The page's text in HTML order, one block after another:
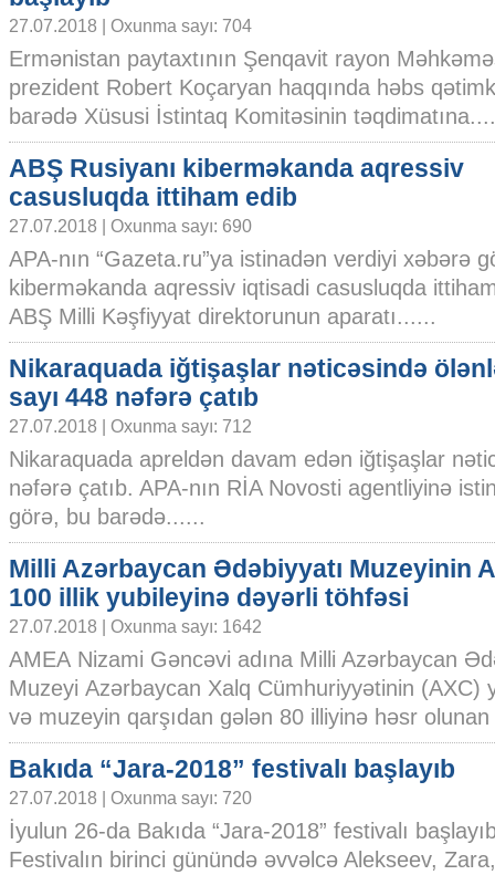
27.07.2018 | Oxunma sayı: 704
Ermənistan paytaxtının Şenqavit rayon
prezident Robert Koçaryan haqqında həbs
barədə Xüsusi İstintaq Komitəsinin
ABŞ Rusiyanı kiberməkanda aqressiv
casusluqda ittiham edib
27.07.2018 | Oxunma sayı: 690
APA-nın “Gazeta.ru”ya istinadən verdiyi xəbərə
kiberməkanda aqressiv iqtisadi casusluqda
ABŞ Milli Kəşfiyyat direktorunun aparatı......
Nikaraquada iğtişaşlar nəticəsində
sayı 448 nəfərə çatıb
27.07.2018 | Oxunma sayı: 712
Nikaraquada apreldən davam edən iğtişaşlar
nəfərə çatıb. APA-nın RİA Novosti agentliyinə
görə, bu barədə......
Milli Azərbaycan Ədəbiyyatı Muzeyinin
100 illik yubileyinə dəyərli töhfəsi
27.07.2018 | Oxunma sayı: 1642
AMEA Nizami Gəncəvi adına Milli Azərbaycan
Muzeyi Azərbaycan Xalq Cümhuriyyətinin (AXC)
və muzeyin qarşıdan gələn 80 illiyinə həsr
Bakıda “Jara-2018” festivalı başlayıb
27.07.2018 | Oxunma sayı: 720
İyulun 26-da Bakıda “Jara-2018” festivalı
Festivalın birinci günündə əvvəlcə Alekseev,